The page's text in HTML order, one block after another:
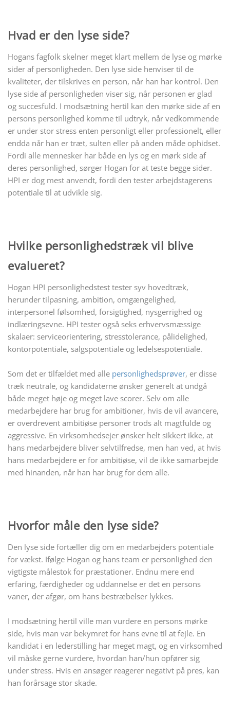
Hvad er den lyse side?
Hogans fagfolk skelner meget klart mellem de lyse og mørke
sider af personligheden. Den lyse side henviser til de
kvaliteter, der tilskrives en person, når han har kontrol. Den
lyse side af personligheden viser sig, når personen er glad
og succesfuld. I modsætning hertil kan den mørke side af en
persons personlighed komme til udtryk, når vedkommende
er under stor stress enten personligt eller professionelt, eller
endda når han er træt, sulten eller på anden måde ophidset.
Fordi alle mennesker har både en lys og en mørk side af
deres personlighed, sørger Hogan for at teste begge sider.
HPI er dog mest anvendt, fordi den tester arbejdstagerens
potentiale til at udvikle sig.
Hvilke personlighedstræk vil blive
evalueret?
Hogan HPI personlighedstest tester syv hovedtræk,
herunder tilpasning, ambition, omgængelighed,
interpersonel følsomhed, forsigtighed, nysgerrighed og
indlæringsevne. HPI tester også seks erhvervsmæssige
skalaer: serviceorientering, stresstolerance, pålidelighed,
kontorpotentiale, salgspotentiale og ledelsespotentiale.
Som det er tilfældet med alle personlighedsprøver, er disse
træk neutrale, og kandidaterne ønsker generelt at undgå
både meget høje og meget lave scorer. Selv om alle
medarbejdere har brug for ambitioner, hvis de vil avancere,
er overdrevent ambitiøse personer trods alt magtfulde og
aggressive. En virksomhedsejer ønsker helt sikkert ikke, at
hans medarbejdere bliver selvtilfredse, men han ved, at hvis
hans medarbejdere er for ambitiøse, vil de ikke samarbejde
med hinanden, når han har brug for dem alle.
Hvorfor måle den lyse side?
Den lyse side fortæller dig om en medarbejders potentiale
for vækst. Ifølge Hogan og hans team er personlighed den
vigtigste målestok for præstationer. Endnu mere end
erfaring, færdigheder og uddannelse er det en persons
vaner, der afgør, om hans bestræbelser lykkes.
I modsætning hertil ville man vurdere en persons mørke
side, hvis man var bekymret for hans evne til at fejle. En
kandidat i en lederstilling har meget magt, og en virksomhed
vil måske gerne vurdere, hvordan han/hun opfører sig
under stress. Hvis en ansøger reagerer negativt på pres, kan
han forårsage stor skade.